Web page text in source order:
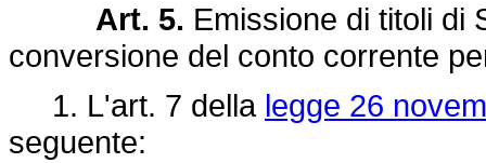
Art. 5. Emissione di titoli di
conversione del conto corrente
1. L'art. 7 della legge 26
seguente: